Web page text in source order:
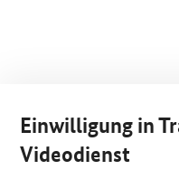
Einwilligung in
Videodienst